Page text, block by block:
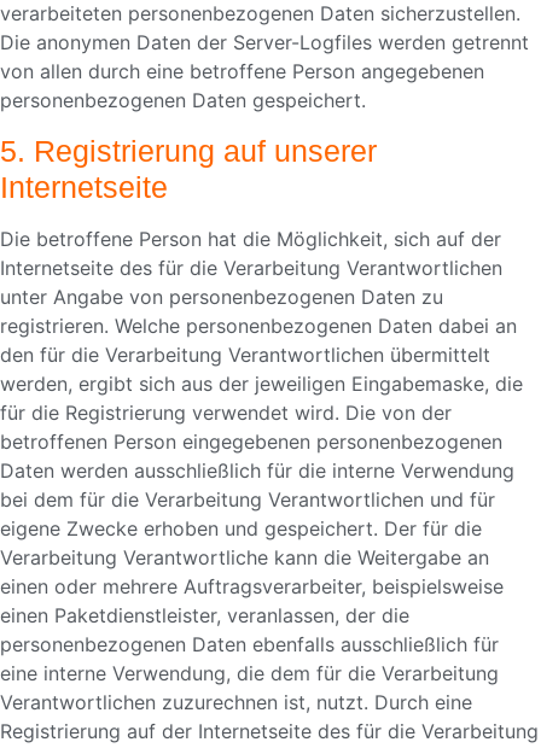
verarbeiteten personenbezogenen Daten sicherzustellen.
Die anonymen Daten der Server-Logfiles werden getrennt
von allen durch eine betroffene Person angegebenen
personenbezogenen Daten gespeichert.
5. Registrierung auf unserer
Internetseite
Die betroffene Person hat die Möglichkeit, sich auf der
Internetseite des für die Verarbeitung Verantwortlichen
unter Angabe von personenbezogenen Daten zu
registrieren. Welche personenbezogenen Daten dabei an
den für die Verarbeitung Verantwortlichen übermittelt
werden, ergibt sich aus der jeweiligen Eingabemaske, die
für die Registrierung verwendet wird. Die von der
betroffenen Person eingegebenen personenbezogenen
Daten werden ausschließlich für die interne Verwendung
bei dem für die Verarbeitung Verantwortlichen und für
eigene Zwecke erhoben und gespeichert. Der für die
Verarbeitung Verantwortliche kann die Weitergabe an
einen oder mehrere Auftragsverarbeiter, beispielsweise
einen Paketdienstleister, veranlassen, der die
personenbezogenen Daten ebenfalls ausschließlich für
eine interne Verwendung, die dem für die Verarbeitung
Verantwortlichen zuzurechnen ist, nutzt. Durch eine
Registrierung auf der Internetseite des für die Verarbeitung